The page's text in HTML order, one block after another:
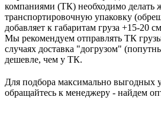
компаниями (ТК) необходимо делать
транспортировочную упаковку
добавляет к габаритам груза +15-20
Мы рекомендуем отправлять ТК
случаях доставка "догрузом"
дешевле, чем у ТК.
Для подбора максимально выгодных
обращайтесь к менеджеру - найдем